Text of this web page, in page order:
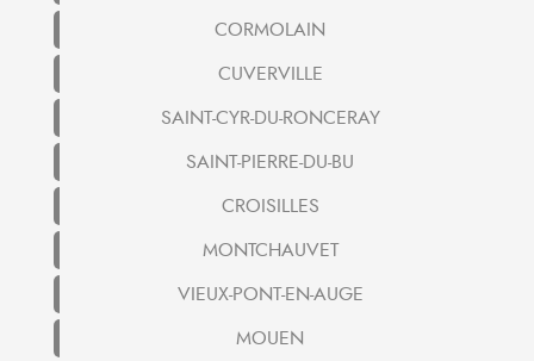
CORMOLAIN
CUVERVILLE
SAINT-CYR-DU-RONCERAY
SAINT-PIERRE-DU-BU
CROISILLES
MONTCHAUVET
VIEUX-PONT-EN-AUGE
MOUEN